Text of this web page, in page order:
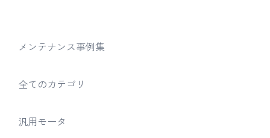
メンテナンス事例集
全てのカテゴリ
汎用モータ